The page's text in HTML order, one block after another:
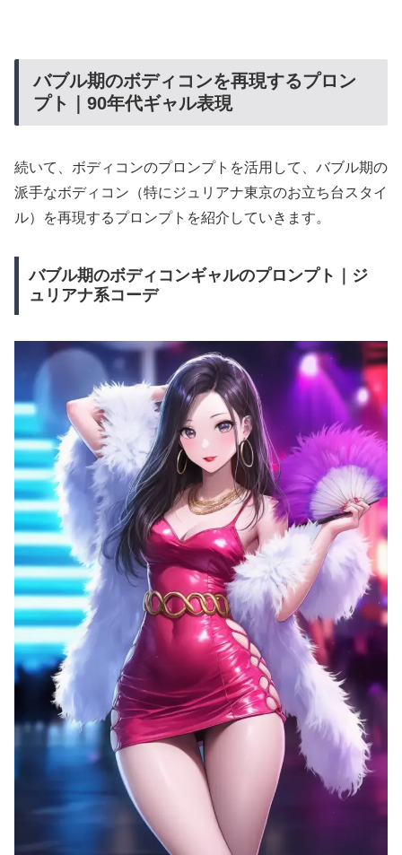
バブル期のボディコンを再現するプロン
プト｜90年代ギャル表現
続いて、ボディコンのプロンプトを活用して、バブル期の
派手なボディコン（特にジュリアナ東京のお立ち台スタイ
ル）を再現するプロンプトを紹介していきます。
バブル期のボディコンギャルのプロンプト｜ジ
ュリアナ系コーデ